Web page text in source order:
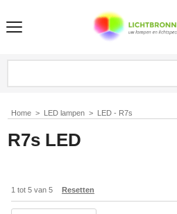
Home > LED lampen > LED - R7s
R7s LED
1 tot 5 van 5 Resetten